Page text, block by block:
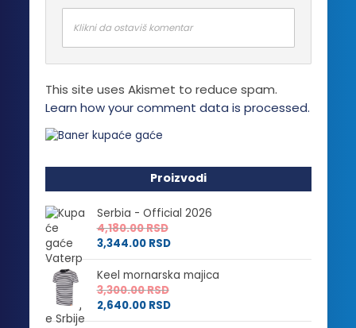
Klikni da ostaviš komentar
This site uses Akismet to reduce spam.
Learn how your comment data is processed.
Proizvodi
Serbia - Official 2026
4,180.00RSD
3,344.00 RSD
Keel mornarska majica
3,300.00RSD
2,640.00 RSD